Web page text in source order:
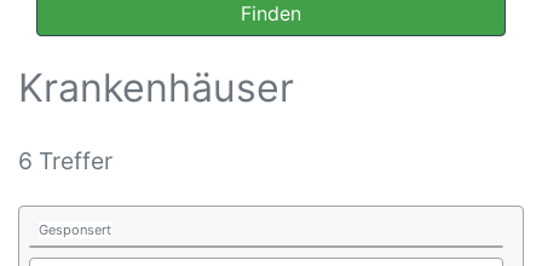
Finden
Krankenhäuser
6 Treffer
Gesponsert